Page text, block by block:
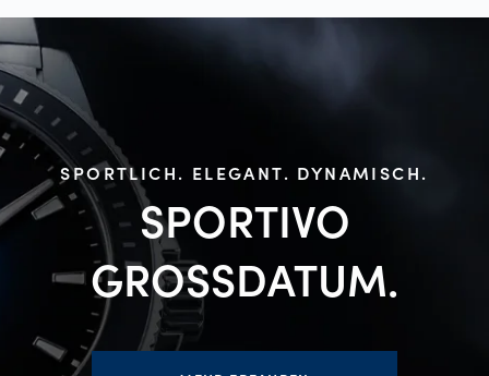
SPORTLICH. ELEGANT. DYNAMISCH.
SPORTIVO
GROSSDATUM.